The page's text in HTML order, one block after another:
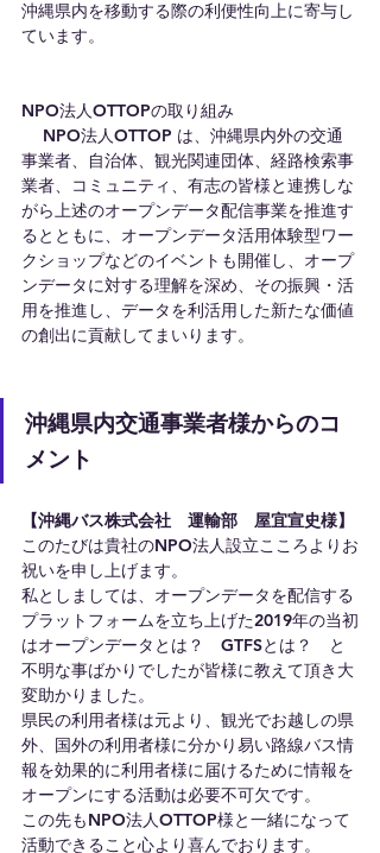
沖縄県内を移動する際の利便性向上に寄与し
ています。
NPO法人OTTOPの取り組み
NPO法人OTTOP は、沖縄県内外の交通
事業者、自治体、観光関連団体、経路検索事
業者、コミュニティ、有志の皆様と連携しな
がら上述のオープンデータ配信事業を推進す
るとともに、オープンデータ活用体験型ワー
クショップなどのイベントも開催し、オープ
ンデータに対する理解を深め、その振興・活
用を推進し、データを利活用した新たな価値
の創出に貢献してまいります。
沖縄県内交通事業者様からのコ
メント
【沖縄バス株式会社　運輸部　屋宜宣史様】
このたびは貴社のNPO法人設立こころよりお
祝いを申し上げます。
私としましては、オープンデータを配信する
プラットフォームを立ち上げた2019年の当初
はオープンデータとは？　GTFSとは？　と
不明な事ばかりでしたが皆様に教えて頂き大
変助かりました。
県民の利用者様は元より、観光でお越しの県
外、国外の利用者様に分かり易い路線バス情
報を効果的に利用者様に届けるために情報を
オープンにする活動は必要不可欠です。
この先もNPO法人OTTOP様と一緒になって
活動できること心より喜んでおります。